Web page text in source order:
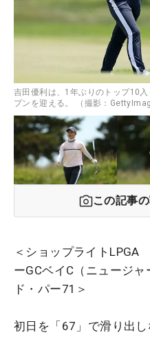
吉田優利は、1年ぶりのトップ10
プンを迎える。 （撮影：
この記事
＜ショップライト
ーGCベイC（ニュージ
ド・パー71＞
初日を「67」で滑り出